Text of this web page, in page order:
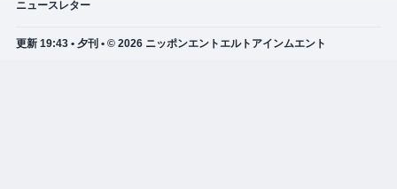
ニュースレター
更新 19:43 • 夕刊 • © 2026 ニッポンエントエルトアインムエント